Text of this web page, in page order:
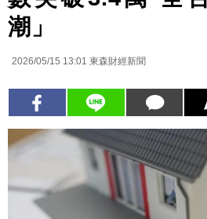
潮」
2026/05/15 13:01 東森財經新聞